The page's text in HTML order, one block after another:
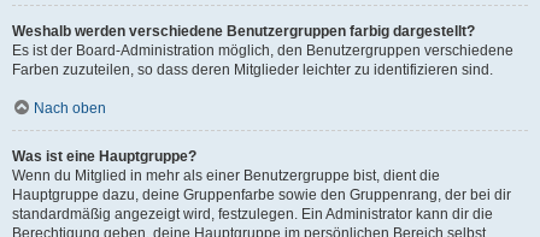
Weshalb werden verschiedene Benutzergruppen farbig dargestellt?
Es ist der Board-Administration möglich, den Benutzergruppen verschiedene
Farben zuzuteilen, so dass deren Mitglieder leichter zu identifizieren sind.
Nach oben
Was ist eine Hauptgruppe?
Wenn du Mitglied in mehr als einer Benutzergruppe bist, dient die
Hauptgruppe dazu, deine Gruppenfarbe sowie den Gruppenrang, der bei dir
standardmäßig angezeigt wird, festzulegen. Ein Administrator kann dir die
Berechtigung geben, deine Hauptgruppe im persönlichen Bereich selbst